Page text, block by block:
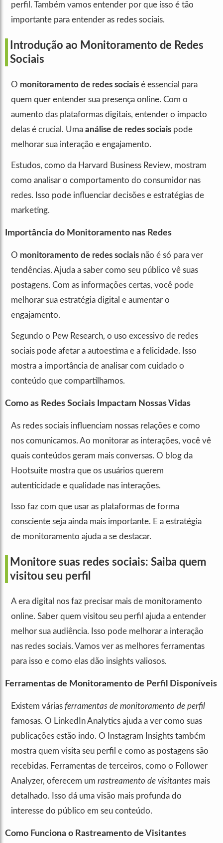
perfil. Também vamos entender por que isso é tão
importante para entender as redes sociais.
Introdução ao Monitoramento de Redes
Sociais
O monitoramento de redes sociais é essencial para
quem quer entender sua presença online. Com o
aumento das plataformas digitais, entender o impacto
delas é crucial. Uma análise de redes sociais pode
melhorar sua interação e engajamento.
Estudos, como da Harvard Business Review, mostram
como analisar o comportamento do consumidor nas
redes. Isso pode influenciar decisões e estratégias de
marketing.
Importância do Monitoramento nas Redes
O monitoramento de redes sociais não é só para ver
tendências. Ajuda a saber como seu público vê suas
postagens. Com as informações certas, você pode
melhorar sua estratégia digital e aumentar o
engajamento.
Segundo o Pew Research, o uso excessivo de redes
sociais pode afetar a autoestima e a felicidade. Isso
mostra a importância de analisar com cuidado o
conteúdo que compartilhamos.
Como as Redes Sociais Impactam Nossas Vidas
As redes sociais influenciam nossas relações e como
nos comunicamos. Ao monitorar as interações, você vê
quais conteúdos geram mais conversas. O blog da
Hootsuite mostra que os usuários querem
autenticidade e qualidade nas interações.
Isso faz com que usar as plataformas de forma
consciente seja ainda mais importante. E a estratégia
de monitoramento ajuda a se destacar.
Monitore suas redes sociais: Saiba quem
visitou seu perfil
A era digital nos faz precisar mais de monitoramento
online. Saber quem visitou seu perfil ajuda a entender
melhor sua audiência. Isso pode melhorar a interação
nas redes sociais. Vamos ver as melhores ferramentas
para isso e como elas dão insights valiosos.
Ferramentas de Monitoramento de Perfil Disponíveis
Existem várias ferramentas de monitoramento de perfil
famosas. O LinkedIn Analytics ajuda a ver como suas
publicações estão indo. O Instagram Insights também
mostra quem visita seu perfil e como as postagens são
recebidas. Ferramentas de terceiros, como o Follower
Analyzer, oferecem um rastreamento de visitantes mais
detalhado. Isso dá uma visão mais profunda do
interesse do público em seu conteúdo.
Como Funciona o Rastreamento de Visitantes